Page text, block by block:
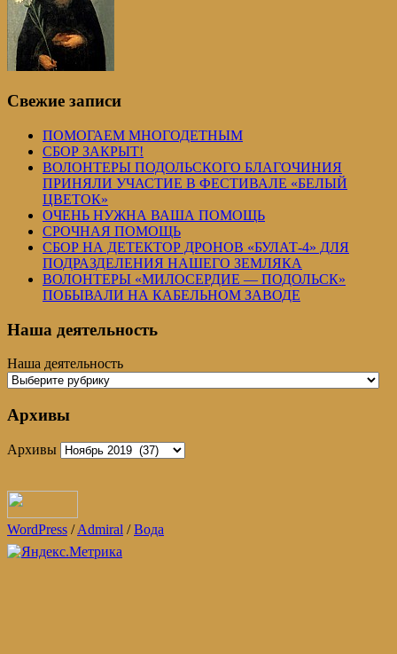
Свежие записи
ПОМОГАЕМ МНОГОДЕТНЫМ
СБОР ЗАКРЫТ!
ВОЛОНТЕРЫ ПОДОЛЬСКОГО БЛАГОЧИНИЯ
ПРИНЯЛИ УЧАСТИЕ В ФЕСТИВАЛЕ «БЕЛЫЙ
ЦВЕТОК»
ОЧЕНЬ НУЖНА ВАША ПОМОЩЬ
СРОЧНАЯ ПОМОЩЬ
СБОР НА ДЕТЕКТОР ДРОНОВ «БУЛАТ-4» ДЛЯ
ПОДРАЗДЕЛЕНИЯ НАШЕГО ЗЕМЛЯКА
ВОЛОНТЕРЫ «МИЛОСЕРДИЕ — ПОДОЛЬСК»
ПОБЫВАЛИ НА КАБЕЛЬНОМ ЗАВОДЕ
Наша деятельность
Наша деятельность
Архивы
Архивы
WordPress /Admiral /Вода